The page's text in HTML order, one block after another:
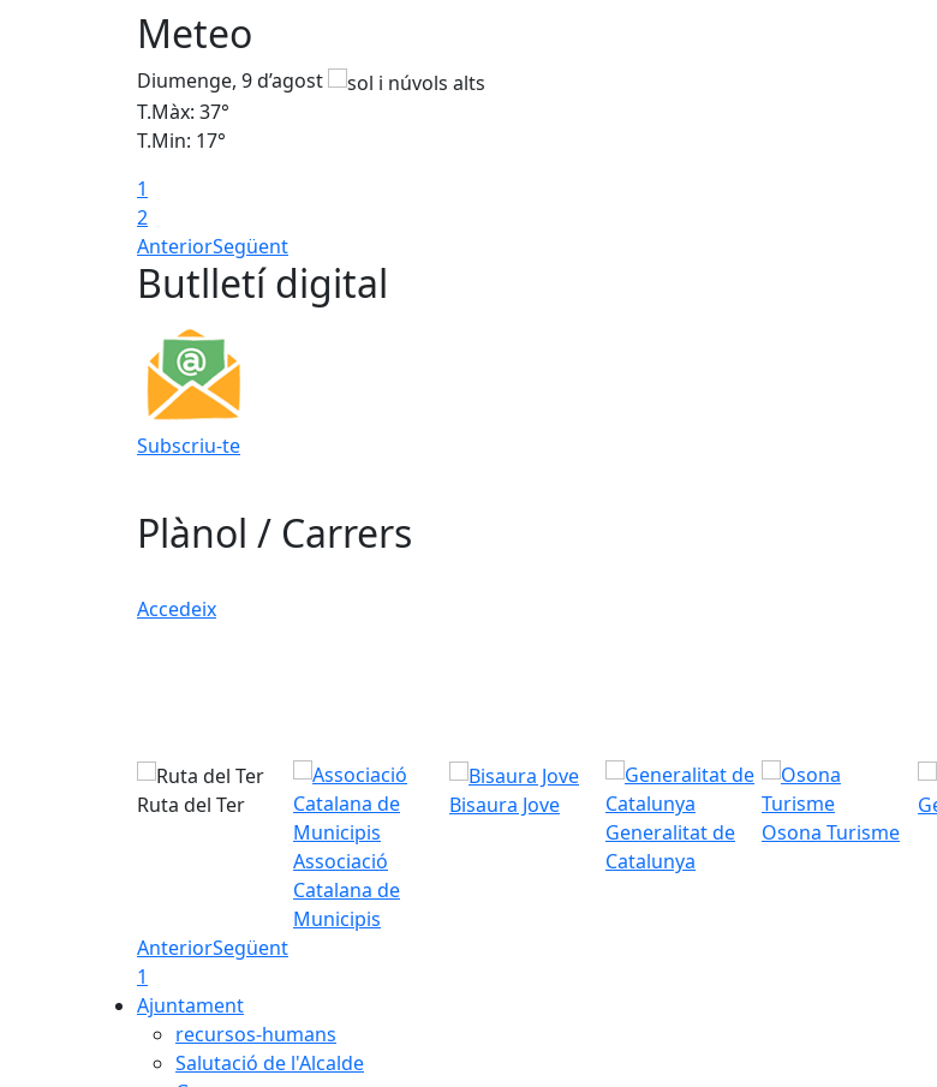
Meteo
Diumenge, 9 d’agost
T.Màx: 37°
T.Min: 17°
1
2
AnteriorSegüent
Butlletí digital
Subscriu-te
Plànol / Carrers
Accedeix
Ruta del Ter
Associació
Catalana de
Municipis
Bisaura Jove
Generalitat de
Catalunya
Osona Turisme
AnteriorSegüent
1
Ajuntament
recursos-humans
Salutació de l'Alcalde